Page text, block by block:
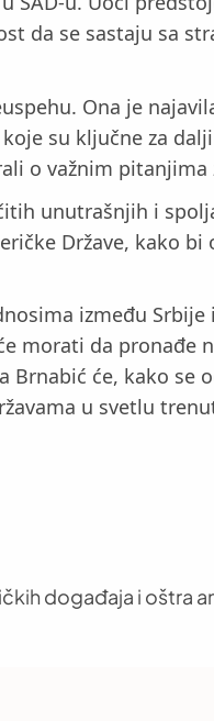
da se sastaju sa
Ona je
su ključne za
o važnim pitanjima
unutrašnjih i
Države, kako bi
između Srbije
morati da pronađe
će, kako se
u svetlu
događaja i oštra